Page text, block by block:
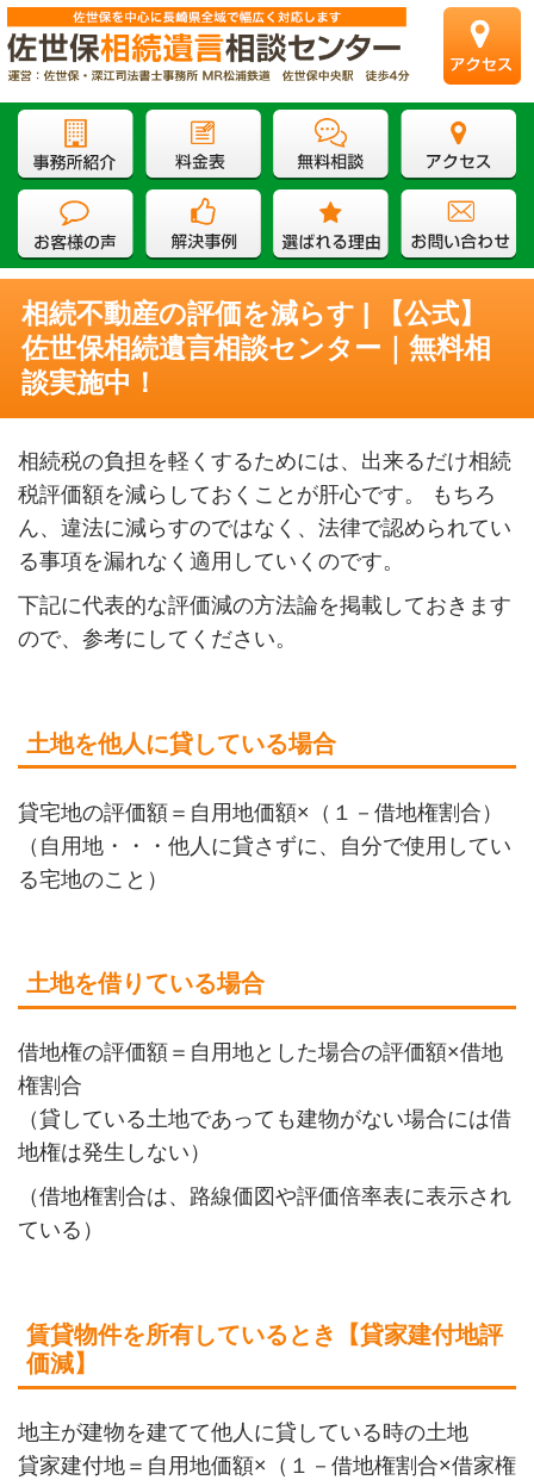
相続不動産の評価を減らす | 【公式】
佐世保相続遺言相談センター｜無料相
談実施中！
相続税の負担を軽くするためには、出来るだけ相続
税評価額を減らしておくことが肝心です。 もちろ
ん、違法に減らすのではなく、法律で認められてい
る事項を漏れなく適用していくのです。
下記に代表的な評価減の方法論を掲載しておきます
ので、参考にしてください。
土地を他人に貸している場合
貸宅地の評価額＝自用地価額×（１－借地権割合）
（自用地・・・他人に貸さずに、自分で使用してい
る宅地のこと）
土地を借りている場合
借地権の評価額＝自用地とした場合の評価額×借地
権割合
（貸している土地であっても建物がない場合には借
地権は発生しない）
（借地権割合は、路線価図や評価倍率表に表示され
ている）
賃貸物件を所有しているとき【貸家建付地評
価減】
地主が建物を建てて他人に貸している時の土地
貸家建付地＝自用地価額×（１－借地権割合×借家権